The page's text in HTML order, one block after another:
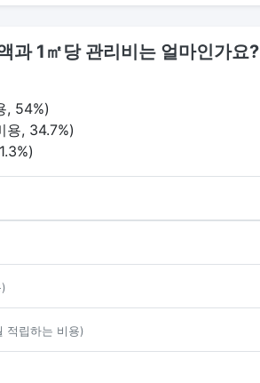
1㎡당 관리비는 얼마인가요?
, 54%)
용, 34.7%)
적립하는 비용)